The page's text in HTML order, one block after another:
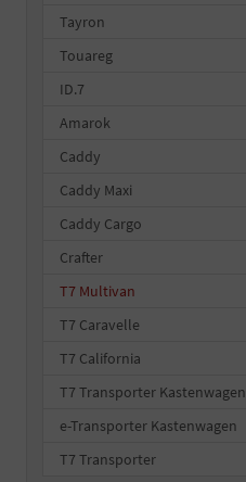
Tayron
Touareg
ID.7
Amarok
Caddy
Caddy Maxi
Caddy Cargo
Crafter
T7 Multivan
T7 Caravelle
T7 California
T7 Transporter Kastenwagen
e-Transporter Kastenwagen
T7 Transporter